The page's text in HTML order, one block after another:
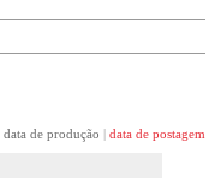
data de produção data de postagem